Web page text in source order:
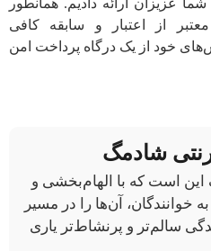
عزیزان ارائه دادیم. همانطور
از اعتبار و سابقه کافی
خود از یک درگاه پرداخت امن
شادمگ
است که با الهام‌بخشی و
خوانندگان، آن‌ها را در مسیر
سالم‌تر و پرنشاط‌تر یاری